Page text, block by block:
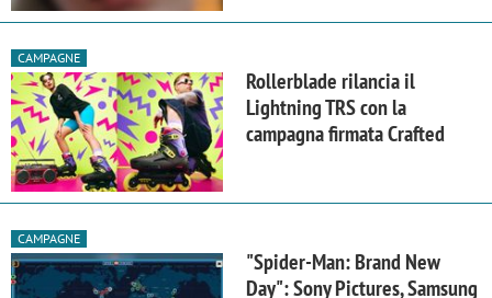
CAMPAGNE
Rollerblade rilancia il
Lightning TRS con la
campagna firmata Crafted
CAMPAGNE
"Spider-Man: Brand New
Day": Sony Pictures, Samsung